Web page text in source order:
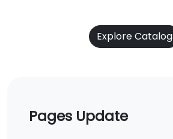
Explore Catalog
Pages Update